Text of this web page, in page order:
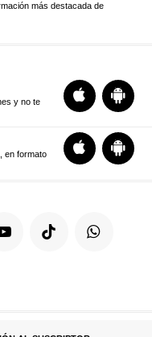
más destacada de
y no te
en formato